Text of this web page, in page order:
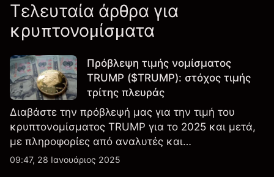
Τελευταία άρθρα για
κρυπτονομίσματα
Πρόβλεψη τιμής νομίσματος
TRUMP ($TRUMP): στόχος τιμής
τρίτης πλευράς
Διαβάστε την πρόβλεψή μας για την τιμή του
κρυπτονομίσματος TRUMP για το 2025 και μετά,
με πληροφορίες από αναλυτές και
εμπειρογνώμονες της αγοράς
09:47, 28 Ιανουάριος 2025